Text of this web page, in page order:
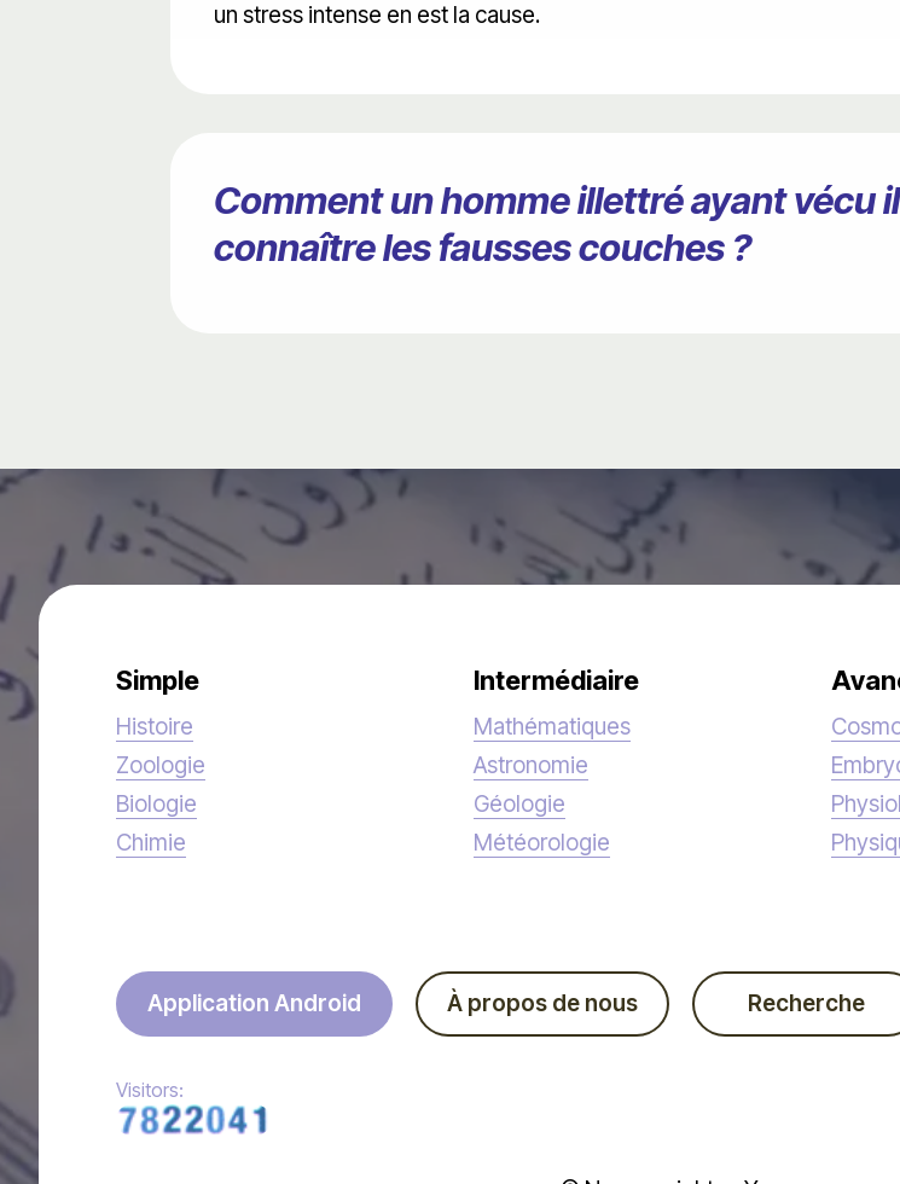
un stress intense en est la cause.
Comment un homme illettré ayant vécu
connaître les fausses couches ?
Simple
Histoire
Zoologie
Biologie
Chimie
Intermédiaire
Mathématiques
Astronomie
Géologie
Météorologie
Application Android À propos de nous Recherche
Visitors: